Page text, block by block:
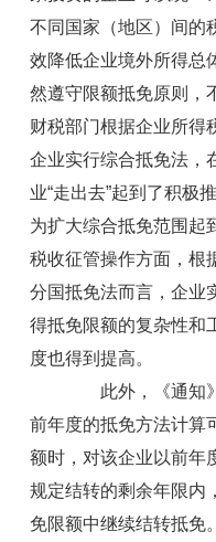
不同国家（地区）间的
效降低企业境外所得总
然遵守限额抵免原则，
财税部门根据企业所得
企业实行综合抵免法，
业“走出去”起到了积极
为扩大综合抵免范围起
税收征管操作方面，根
分国抵免法而言，企业
得抵免限额的复杂性和
度也得到提高。
此外，《通知》
前年度的抵免方法计算
额时，对该企业以前年
规定结转的剩余年限内
免限额中继续结转抵免